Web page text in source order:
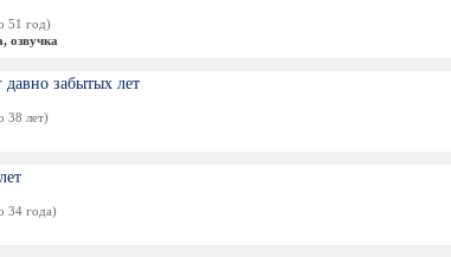
51 год)
озвучка
давно забытых лет
38 лет)
34 года)